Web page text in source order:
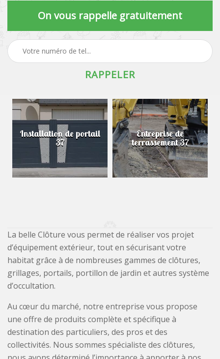
On vous rappelle gratuitement
Installation de portail
37
Entreprise de
terrassement 37
La belle Clôture vous permet de réaliser vos projet
d’équipement extérieur, tout en sécurisant votre
habitat grâce à de nombreuses gammes de clôtures,
grillages, portails, portillon de jardin et autres système
d’occultation.
Au cœur du marché, notre entreprise vous propose
une offre de produits complète et spécifique à
destination des particuliers, des pros et des
collectivités. Nous sommes spécialiste des clôtures,